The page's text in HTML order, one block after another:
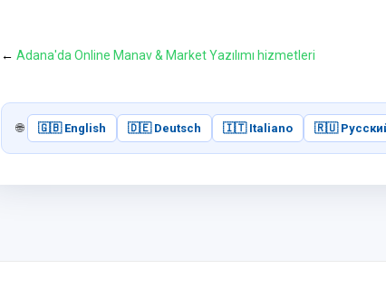
← Adana'da Online Manav & Market Yazılımı hizmetleri
🌐 🇬🇧 English 🇩🇪 Deutsch 🇮🇹 Italiano 🇷🇺